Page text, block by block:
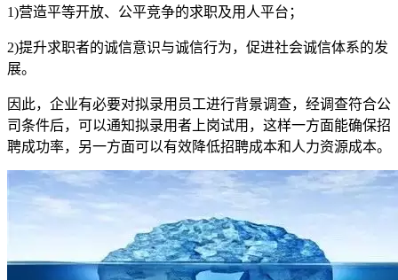
1)营造平等开放、公平竞争的求职及用人平台；
2)提升求职者的诚信意识与诚信行为，促进社会诚信体系的发
展。
因此，企业有必要对拟录用员工进行背景调查，经调查符合公
司条件后，可以通知拟录用者上岗试用，这样一方面能确保招
聘成功率，另一方面可以有效降低招聘成本和人力资源成本。